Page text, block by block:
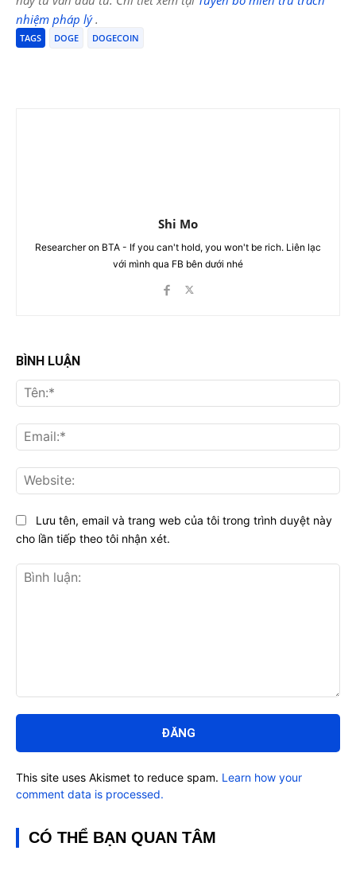
nhiệm pháp lý.
TAGS DOGE DOGECOIN
Shi Mo
Researcher on BTA - If you can't hold, you won't be rich. Liên lạc
với mình qua FB bên dưới nhé
BÌNH LUẬN
luận:
Lưu tên, email và trang web của tôi trong trình duyệt này
cho lần tiếp theo tôi nhận xét.
This site uses Akismet to reduce spam. Learn how your
comment data is processed.
CÓ THỂ BẠN QUAN TÂM